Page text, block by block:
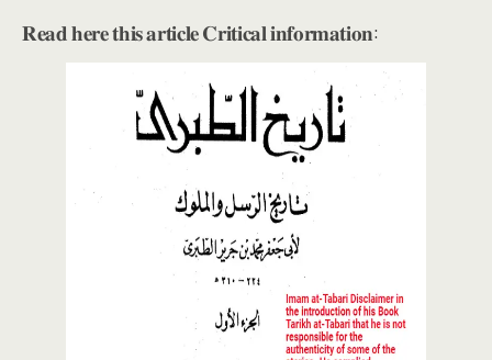
𝐑𝐞𝐚𝐝 𝐡𝐞𝐫𝐞 𝐭𝐡𝐢𝐬 𝐚𝐫𝐭𝐢𝐜𝐥𝐞 𝐂𝐫𝐢𝐭𝐢𝐜𝐚𝐥 𝐢𝐧𝐟𝐨𝐫𝐦𝐚𝐭𝐢𝐨𝐧: